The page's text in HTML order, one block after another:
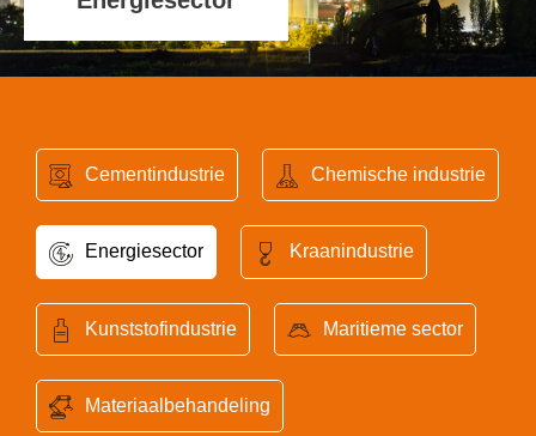
Cementindustrie Chemische industrie
Energiesector Kraanindustrie
Kunststofindustrie Maritieme sector
Materiaalbehandeling